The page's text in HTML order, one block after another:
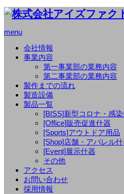
menu
会社情報
事業内容
第一事業部の業務内容
第二事業部の業務内容
製作までの流れ
製造設備
製品一覧
[BISS]新型コロナ・感
[Office]販売促進什器
[Sports]アウトドア用品
[Shop]店舗・アパレル
[Event]展示什器
その他
アクセス
お問い合わせ
採用情報